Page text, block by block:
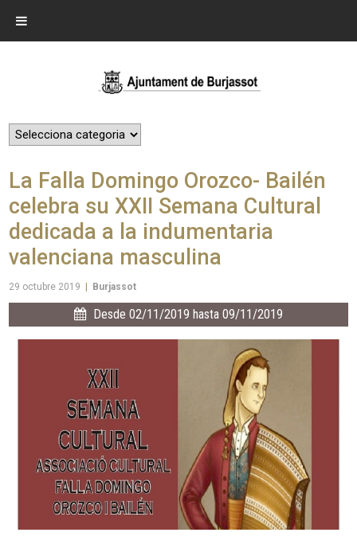
La Falla Domingo Orozco- Bailén
celebra su XXII Semana Cultural
dedicada a la indumentaria
valenciana masculina
29 octubre 2019 Burjassot
Desde 02/11/2019 hasta 09/11/2019